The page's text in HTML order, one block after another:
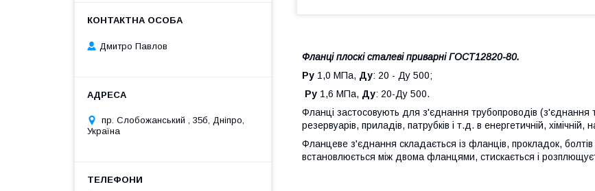
Фланці плоскі сталеві приварні ГОСТ12820-80.
Ру 1,0 МПа, Ду: 20 - Ду 500;
Ру 1,6 МПа, Ду: 20-Ду 500.
Фланці застосовують для з'єднання трубопроводів (з'єднання
резервуарів, приладів, патрубків і т.д. в енергетичній,
Фланцеве з'єднання складається із фланців, прокладок,
встановлюється між двома фланцями, стискається і
Дмитро Павлов
пр. Слобожанський , 35б, Дніпро,
Україна